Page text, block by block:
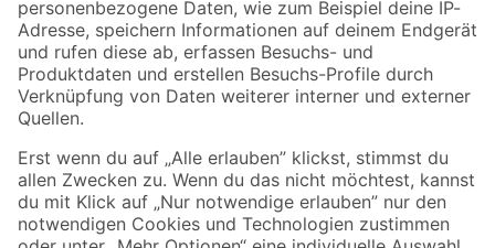
Zahlungsarten Versandarten
Sicher einkaufen
Jetzt die toom-App herunterladen